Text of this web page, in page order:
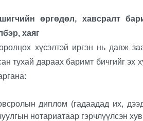
өргөдөл, хавсралт
хаяг
хүсэлтэй иргэн нь давж
тухай дараах баримт бичгийг эх
диплом (гадаадад их,
нотариатаар гэрчлүүлсэн